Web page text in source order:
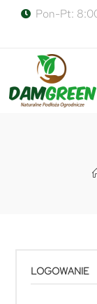
Pon-Pt:
LOGOWANIE